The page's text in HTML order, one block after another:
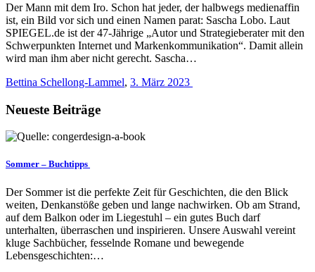
Der Mann mit dem Iro. Schon hat jeder, der halbwegs medienaffin
ist, ein Bild vor sich und einen Namen parat: Sascha Lobo. Laut
SPIEGEL.de ist der 47-Jährige „Autor und Strategieberater mit den
Schwerpunkten Internet und Markenkommunikation“. Damit allein
wird man ihm aber nicht gerecht. Sascha…
Bettina Schellong-Lammel, 3. März 2023
Neueste Beiträge
Sommer – Buchtipps
Der Sommer ist die perfekte Zeit für Geschichten, die den Blick
weiten, Denkanstöße geben und lange nachwirken. Ob am Strand,
auf dem Balkon oder im Liegestuhl – ein gutes Buch darf
unterhalten, überraschen und inspirieren. Unsere Auswahl vereint
kluge Sachbücher, fesselnde Romane und bewegende
Lebensgeschichten:…